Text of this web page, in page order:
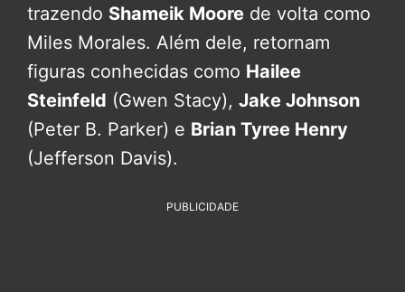
trazendo Shameik Moore de volta como
Miles Morales. Além dele, retornam
figuras conhecidas como Hailee
Steinfeld (Gwen Stacy), Jake Johnson
(Peter B. Parker) e Brian Tyree Henry
(Jefferson Davis).
PUBLICIDADE